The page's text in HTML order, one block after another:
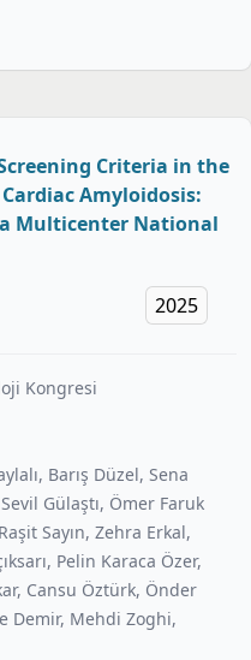
Criteria in the
Amyloidosis:
Multicenter National
2025
Kongresi
Barış Düzel, Sena
Gülaştı, Ömer Faruk
Sayın, Zehra Erkal,
Pelin Karaca Özer,
Cansu Öztürk, Önder
Demir, Mehdi Zoghi,